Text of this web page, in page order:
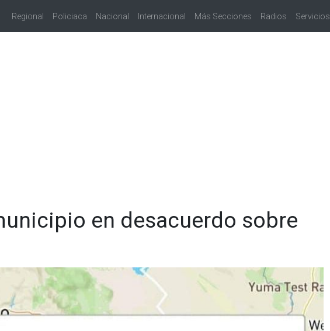
Regional Policiaca Nacional Internacional Más Secciones Radios Servicios
en desacuerdo sobre